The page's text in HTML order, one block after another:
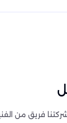
فريق من